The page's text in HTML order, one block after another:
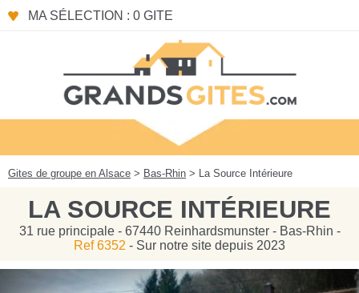
MA SÉLECTION : 0 GITE
Gites de groupe en Alsace > Bas-Rhin > La Source Intérieure
LA SOURCE INTÉRIEURE
31 rue principale - 67440 Reinhardsmunster - Bas-Rhin -
Ref 6352 - Sur notre site depuis 2023
Panneau de gestion des cookies